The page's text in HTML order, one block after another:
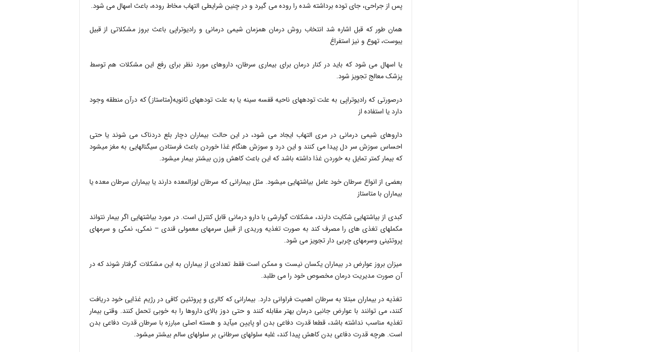
پس از جراحی، جای توده برداشته شده را روده می گیرد و در چنین شرایطی التهاب مخاط روده، باعث اسهال می شود.
همان طور که قبل اشاره شد انتخاب روش درمان هم‎زمان شیمی درمانی و رادیوتراپی باعث بروز مشکلاتی از قبیل
یبوست، تهوع و نیز استفراغ
یا اسهال می شود که باید در کنار درمان برای بیماری سرطان، داروهای مورد نظر برای رفع این مشکلات هم توسط
پزشک معالج تجویز شود.
درصورتی که رادیوتراپی به علت تودههای ناحیه قفسه سینه یا به علت توده‎های ثانویه(متاستاز) که درآن منطقه وجود
دارد یا استفاده از
داروهای شیمی درمانی در مری التهاب ایجاد می شود، در این حالت بیماران دچار بلع دردناک می شوند یا حتی
احساس سوزش سر دل پیدا می کنند و این درد و سوزش هنگام غذا خوردن باعث فرستادن سیگنالهایی به مغز می‎شود
که بیمار کمتر تمایل به خوردن غذا داشته باشد که این باعث کاهش وزن بیشتر بیمار می‎شود.
بعضی از انواع سرطان خود عامل بی‎اشتهایی می‎شود. مثل بیمارانی که سرطان لوزالمعده دارند یا بیماران سرطان معده یا
بیماران با متاستاز
کبدی از بی‎اشتهایی شکایت دارند، مشکلات گوارشی با دارو درمانی قابل کنترل است. در مورد بی‎اشتهایی اگر بیمار نتواند
مکمل‎های تغذی های را مصرف کند به صورت تغذیه وریدی از قبیل سرمهای معمولی قندی – نمکی، نمکی و سرمهای
پروتئینی وسرمهای چربی دار تجویز می شود.
میزان بروز عوارض در بیماران یکسان نیست و ممکن است فقط تعدادی از بیماران به این مشکلات گرفتار شوند که در
آن صورت مدیریت درمان مخصوص خود را می طلبد.
تغذیه در بیماران مبتلا به سرطان اهمیت فراوانی دارد. بیمارانی که کالری و پروتئین کافی در رژیم غذایی خود دریافت
کنند، می توانند با عوارض جانبی درمان بهتر مقابله کنند و حتی دوز بالای داروها را به خوبی تحمل کنند. وقتی بیمار
تغذیه مناسب نداشته باشد، قطعا قدرت دفاعی بدن او پایین می‎آید و هسته اصلی مبارزه با سرطان قدرت دفاعی بدن
است. هرچه قدرت دفاعی بدن کاهش پیدا کند، غلبه سلولهای سرطانی بر سلولهای سالم بیشتر می‎شود.